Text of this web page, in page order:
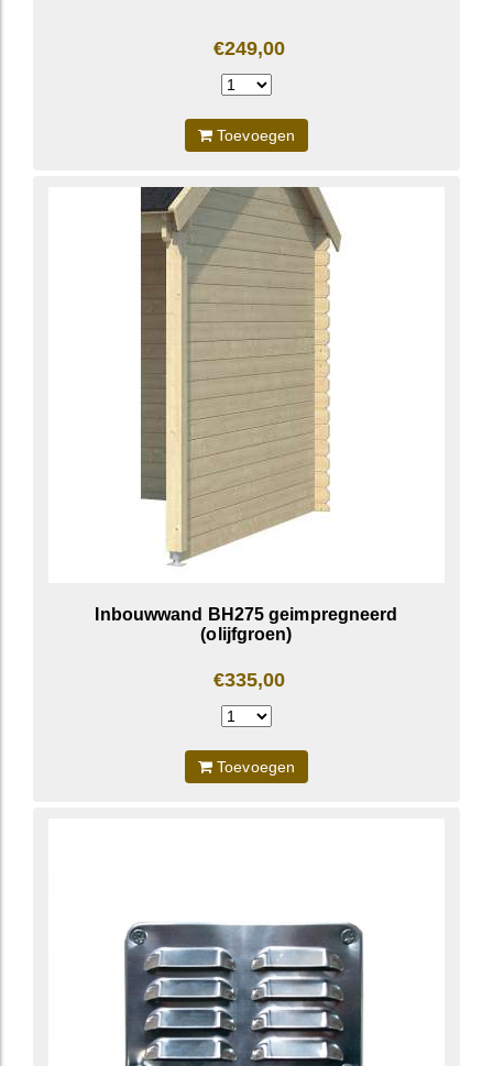
€249,00
Toevoegen
Inbouwwand BH275 geimpregneerd
(olijfgroen)
€335,00
Toevoegen